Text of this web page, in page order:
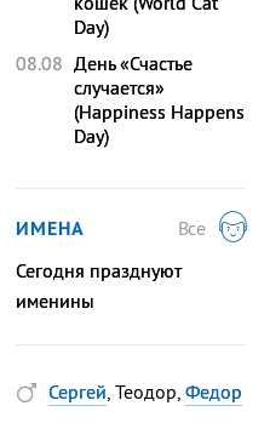
Day)
08.08 День «Счастье
случается»
(Happiness Happens
Day)
ИМЕНА
Все
Сегодня празднуют
именины
Сергей, Теодор, Федор